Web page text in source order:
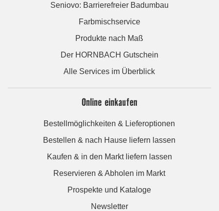
Seniovo: Barrierefreier Badumbau
Farbmischservice
Produkte nach Maß
Der HORNBACH Gutschein
Alle Services im Überblick
Online einkaufen
Bestellmöglichkeiten & Lieferoptionen
Bestellen & nach Hause liefern lassen
Kaufen & in den Markt liefern lassen
Reservieren & Abholen im Markt
Prospekte und Kataloge
Newsletter